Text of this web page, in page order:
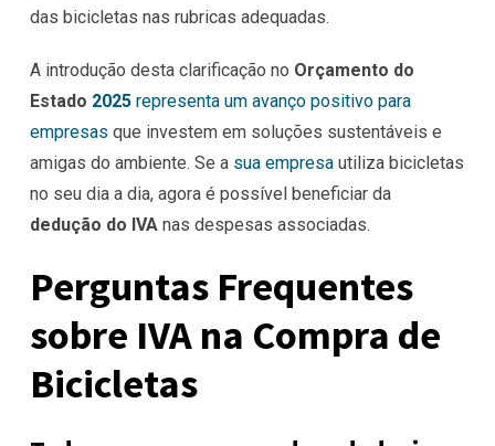
das bicicletas nas rubricas adequadas.
A introdução desta clarificação no Orçamento do
Estado 2025 representa um avanço positivo para
empresas que investem em soluções sustentáveis e
amigas do ambiente. Se a sua empresa utiliza bicicletas
no seu dia a dia, agora é possível beneficiar da
dedução do IVA nas despesas associadas.
Perguntas Frequentes
sobre IVA na Compra de
Bicicletas